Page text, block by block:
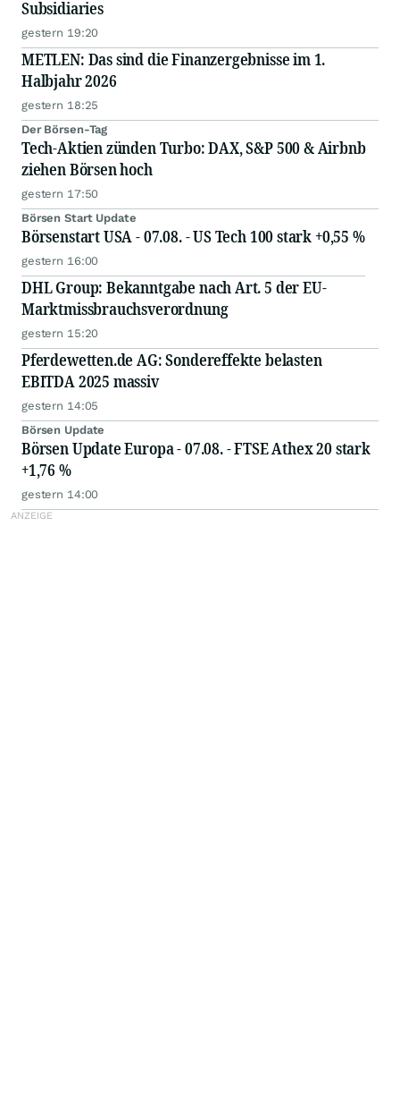
Subsidiaries
gestern 19:20
METLEN: Das sind die Finanzergebnisse im 1.
Halbjahr 2026
gestern 18:25
Der Börsen-Tag
Tech-Aktien zünden Turbo: DAX, S&P 500 & Airbnb
ziehen Börsen hoch
gestern 17:50
Börsen Start Update
Börsenstart USA - 07.08. - US Tech 100 stark +0,55 %
gestern 16:00
DHL Group: Bekanntgabe nach Art. 5 der EU-
Marktmissbrauchsverordnung
gestern 15:20
Pferdewetten.de AG: Sondereffekte belasten
EBITDA 2025 massiv
gestern 14:05
Börsen Update
Börsen Update Europa - 07.08. - FTSE Athex 20 stark
+1,76 %
gestern 14:00